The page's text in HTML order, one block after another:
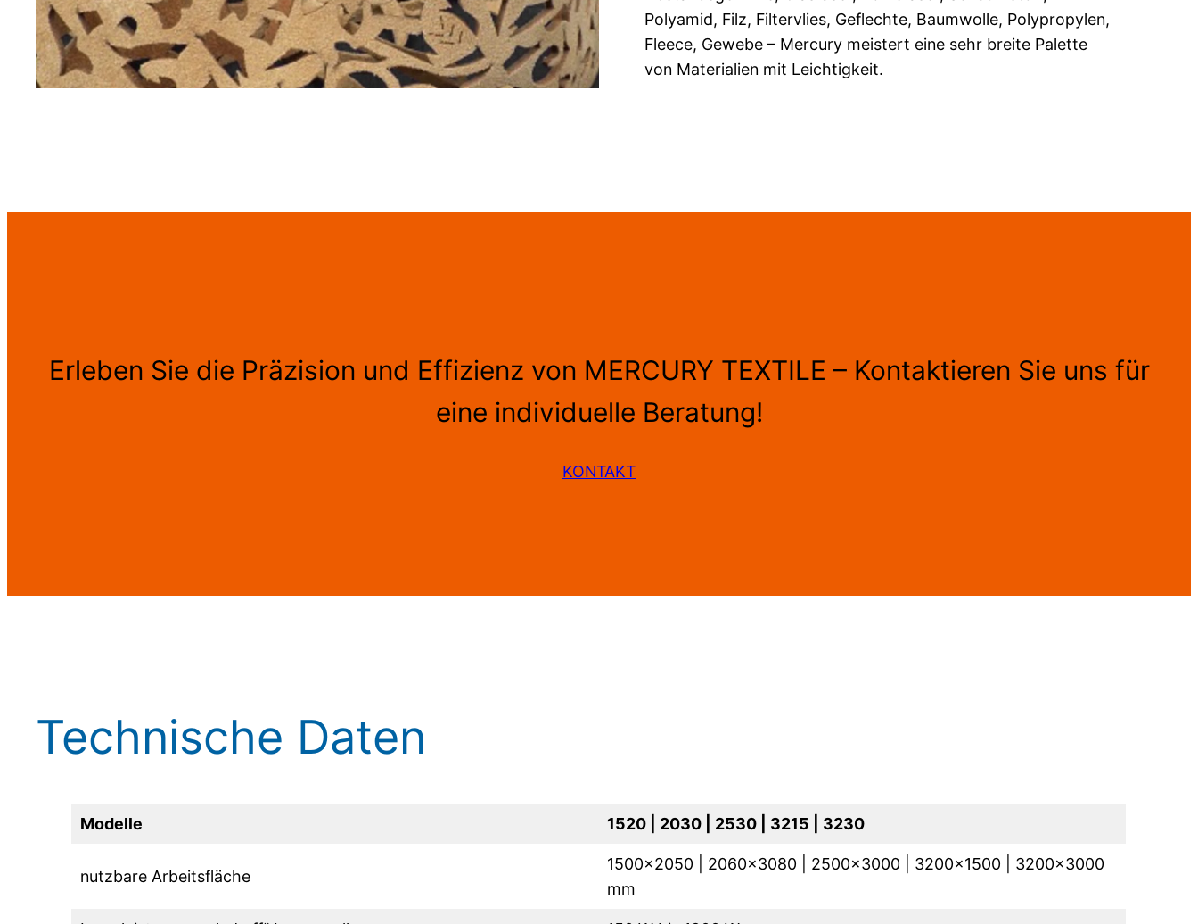
Polyamid, Filz, Filtervlies, Geflechte, Baumwolle, Polypropylen,
Fleece, Gewebe – Mercury meistert eine sehr breite Palette
von Materialien mit Leichtigkeit.
Erleben Sie die Präzision und Effizienz von MERCURY TEXTILE – Kontaktieren Sie uns für
eine individuelle Beratung!
KONTAKT
Technische Daten
Modelle 1520 | 2030 | 2530 | 3215 | 3230
nutzbare Arbeitsfläche
1500×2050 | 2060×3080 | 2500×3000 | 3200×1500 | 3200×3000
mm